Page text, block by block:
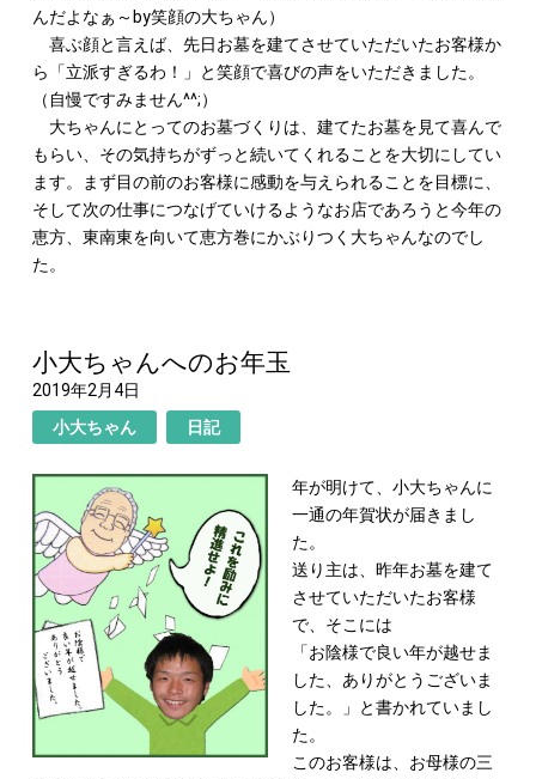
んだよなぁ～by笑顔の大ちゃん）
喜ぶ顔と言えば、先日お墓を建てさせていただいたお客様か
ら「立派すぎるわ！」と笑顔で喜びの声をいただきました。
（自慢ですみません^^;）
大ちゃんにとってのお墓づくりは、建てたお墓を見て喜んで
もらい、その気持ちがずっと続いてくれることを大切にしてい
ます。まず目の前のお客様に感動を与えられることを目標に、
そして次の仕事につなげていけるようなお店であろうと今年の
恵方、東南東を向いて恵方巻にかぶりつく大ちゃんなのでし
た。
小大ちゃんへのお年玉
2019年2月4日
小大ちゃん
日記
年が明けて、小大ちゃんに
一通の年賀状が届きまし
た。
送り主は、昨年お墓を建て
させていただいたお客様
で、そこには
「お陰様で良い年が越せま
した、ありがとうございま
した。」と書かれていまし
た。
このお客様は、お母様の三